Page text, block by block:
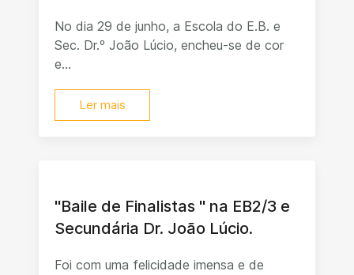
No dia 29 de junho, a Escola do E.B. e
Sec. Dr.º João Lúcio, encheu-se de cor
e...
Ler mais
"Baile de Finalistas " na EB2/3 e
Secundária Dr. João Lúcio.
Foi com uma felicidade imensa e de